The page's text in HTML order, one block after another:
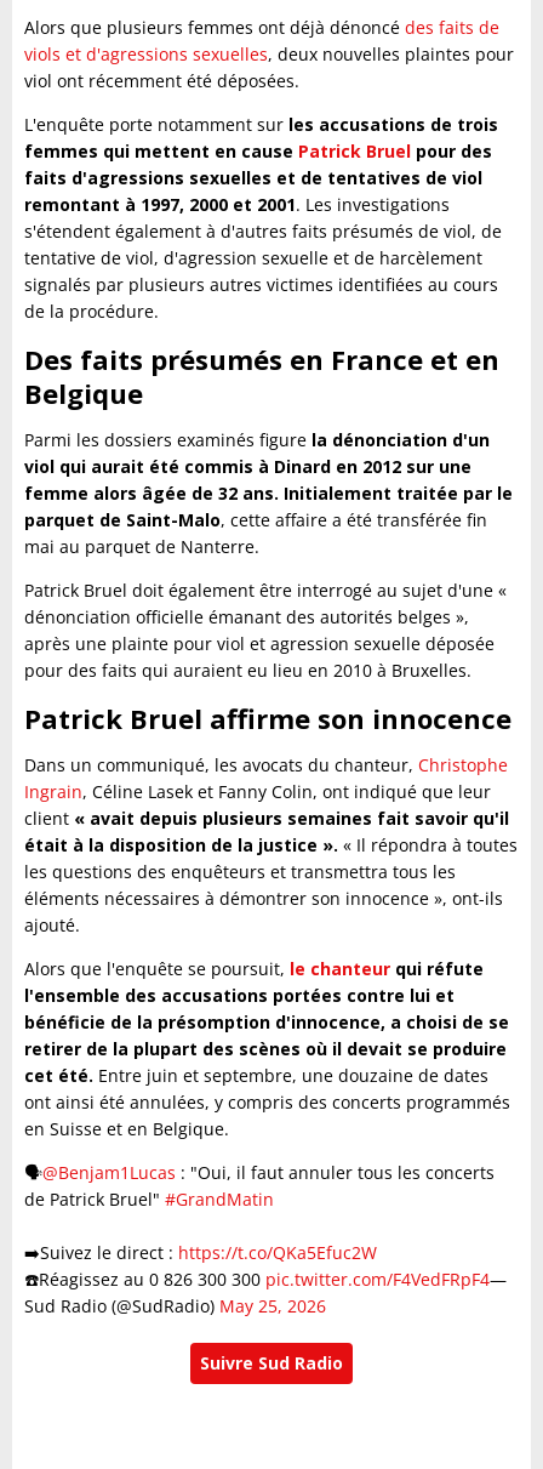
Alors que plusieurs femmes ont déjà dénoncé des faits de
viols et d'agressions sexuelles, deux nouvelles plaintes pour
viol ont récemment été déposées.
L'enquête porte notamment sur les accusations de trois
femmes qui mettent en cause Patrick Bruel pour des
faits d'agressions sexuelles et de tentatives de viol
remontant à 1997, 2000 et 2001. Les investigations
s'étendent également à d'autres faits présumés de viol, de
tentative de viol, d'agression sexuelle et de harcèlement
signalés par plusieurs autres victimes identifiées au cours
de la procédure.
Des faits présumés en France et en
Belgique
Parmi les dossiers examinés figure la dénonciation d'un
viol qui aurait été commis à Dinard en 2012 sur une
femme alors âgée de 32 ans. Initialement traitée par le
parquet de Saint-Malo, cette affaire a été transférée fin
mai au parquet de Nanterre.
Patrick Bruel doit également être interrogé au sujet d'une «
dénonciation officielle émanant des autorités belges »,
après une plainte pour viol et agression sexuelle déposée
pour des faits qui auraient eu lieu en 2010 à Bruxelles.
Patrick Bruel affirme son innocence
Dans un communiqué, les avocats du chanteur, Christophe
Ingrain, Céline Lasek et Fanny Colin, ont indiqué que leur
client « avait depuis plusieurs semaines fait savoir qu'il
était à la disposition de la justice ». « Il répondra à toutes
les questions des enquêteurs et transmettra tous les
éléments nécessaires à démontrer son innocence », ont-ils
ajouté.
Alors que l'enquête se poursuit, le chanteur qui réfute
l'ensemble des accusations portées contre lui et
bénéficie de la présomption d'innocence, a choisi de se
retirer de la plupart des scènes où il devait se produire
cet été. Entre juin et septembre, une douzaine de dates
ont ainsi été annulées, y compris des concerts programmés
en Suisse et en Belgique.
🗣️@Benjam1Lucas : "Oui, il faut annuler tous les concerts
de Patrick Bruel" #GrandMatin
➡️Suivez le direct : https://t.co/QKa5Efuc2W
☎️Réagissez au 0 826 300 300 pic.twitter.com/F4VedFRpF4—
Sud Radio (@SudRadio) May 25, 2026
Suivre Sud Radio